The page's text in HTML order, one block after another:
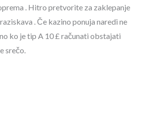
. Hitro pretvorite za zaklepanje
. Če kazino ponuja naredi ne
ko je tip A 10 £ računati obstajati
srečo.